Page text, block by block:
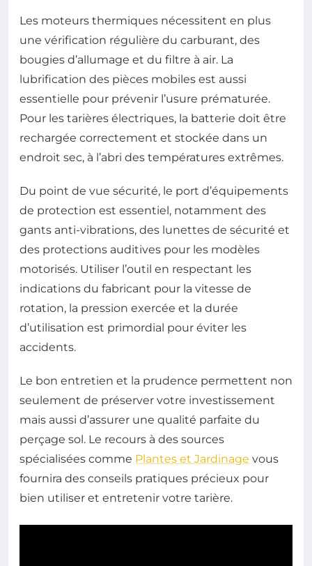
Les moteurs thermiques nécessitent en plus
une vérification régulière du carburant, des
bougies d’allumage et du filtre à air. La
lubrification des pièces mobiles est aussi
essentielle pour prévenir l’usure prématurée.
Pour les tarières électriques, la batterie doit être
rechargée correctement et stockée dans un
endroit sec, à l’abri des températures extrêmes.
Du point de vue sécurité, le port d’équipements
de protection est essentiel, notamment des
gants anti-vibrations, des lunettes de sécurité et
des protections auditives pour les modèles
motorisés. Utiliser l’outil en respectant les
indications du fabricant pour la vitesse de
rotation, la pression exercée et la durée
d’utilisation est primordial pour éviter les
accidents.
Le bon entretien et la prudence permettent non
seulement de préserver votre investissement
mais aussi d’assurer une qualité parfaite du
perçage sol. Le recours à des sources
spécialisées comme Plantes et Jardinage vous
fournira des conseils pratiques précieux pour
bien utiliser et entretenir votre tarière.